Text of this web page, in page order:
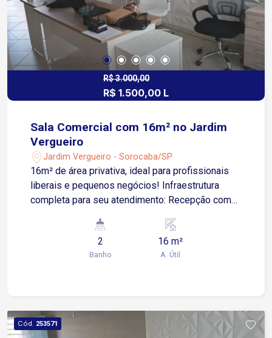
a poucos minutos do Campolim, Shopping
Iguatemi Esplanada e principais polos comerciais
da cidade. Agende já sua visita
R$ 3.000,00
R$ 1.500,00 L
Sala Comercial com 16m² no Jardim
Vergueiro
Jardim Vergueiro - Sorocaba/SP
16m² de área privativa, ideal para profissionais
liberais e pequenos negócios! Infraestrutura
completa para seu atendimento: Recepção com
uso comum 3 vagas rotativas para maior
comodidade dos clientes Água e luz inclusas no
valor da locação Localização estratégica: A
fluxo de pessoas e veículos ao redor. Agende
sua visita e aproveite essa oportunidade para
2
Banho
16 m²
A. Útil
Cód. 253571